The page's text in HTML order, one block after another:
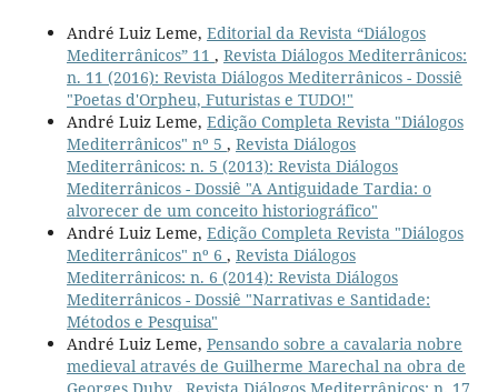
André Luiz Leme, Editorial da Revista “Diálogos
Mediterrânicos” 11 , Revista Diálogos Mediterrânicos:
n. 11 (2016): Revista Diálogos Mediterrânicos - Dossiê
"Poetas d'Orpheu, Futuristas e TUDO!"
André Luiz Leme, Edição Completa Revista "Diálogos
Mediterrânicos" nº 5 , Revista Diálogos
Mediterrânicos: n. 5 (2013): Revista Diálogos
Mediterrânicos - Dossiê "A Antiguidade Tardia: o
alvorecer de um conceito historiográfico"
André Luiz Leme, Edição Completa Revista "Diálogos
Mediterrânicos" nº 6 , Revista Diálogos
Mediterrânicos: n. 6 (2014): Revista Diálogos
Mediterrânicos - Dossiê "Narrativas e Santidade:
Métodos e Pesquisa"
André Luiz Leme, Pensando sobre a cavalaria nobre
medieval através de Guilherme Marechal na obra de
Georges Duby , Revista Diálogos Mediterrânicos: n. 17